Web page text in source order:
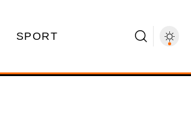
SPORT